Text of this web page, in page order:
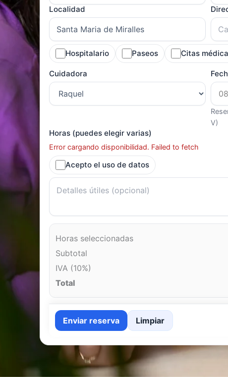
Localidad
Hospitalario Paseos Citas
Cuidadora
V)
Horas (puedes elegir varias)
Error cargando disponibilidad. Failed to fetch
Acepto el uso de datos
Horas seleccionadas
Subtotal
IVA (10%)
Total
Enviar reserva Limpiar